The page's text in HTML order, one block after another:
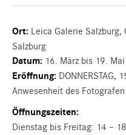
Ort: Leica Galerie
Salzburg
Datum: 16. März bis 19.
Eröffnung: DONNERSTAG,
Anwesenheit des Fotografen
Öffnungszeiten:
Dienstag bis Freitag: 14 –